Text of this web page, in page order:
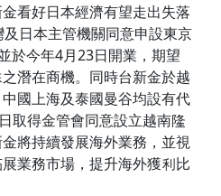
看好日本經濟有望走出失落
日本主管機關同意申設東京
於今年4月23日開業，期望
潛在商機。同時台新金於越
國上海及泰國曼谷均設有代
取得金管會同意設立越南隆
將持續發展海外業務，並視
業務市場，提升海外獲利比